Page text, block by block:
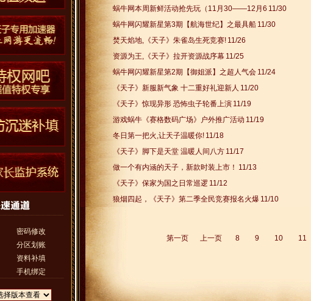
密码修改
分区划账
资料补填
手机绑定
蜗牛网本周新鲜活动抢先玩（11月30——12月6 11/30
蜗牛网闪耀新星第3期【航海世纪】之最具船 11/30
焚天焰地,《天子》朱雀岛生死竞赛! 11/26
资源为王,《天子》拉开资源战序幕 11/25
蜗牛网闪耀新星第2期【御姐派】之超人气会 11/24
《天子》新服新气象 十二重好礼迎新人 11/20
《天子》惊现异形 恐怖虫子轮番上演 11/19
游戏蜗牛《赛格数码广场》户外推广活动 11/19
冬日第一把火,让天子温暖你! 11/18
《天子》脚下是天堂 温暖人间八方 11/17
做一个有内涵的天子，新款时装上市！ 11/13
《天子》保家为国之日常巡逻 11/12
狼烟四起，《天子》第二季全民竞赛报名火爆 11/10
第一页 上一页 8 9 10 11